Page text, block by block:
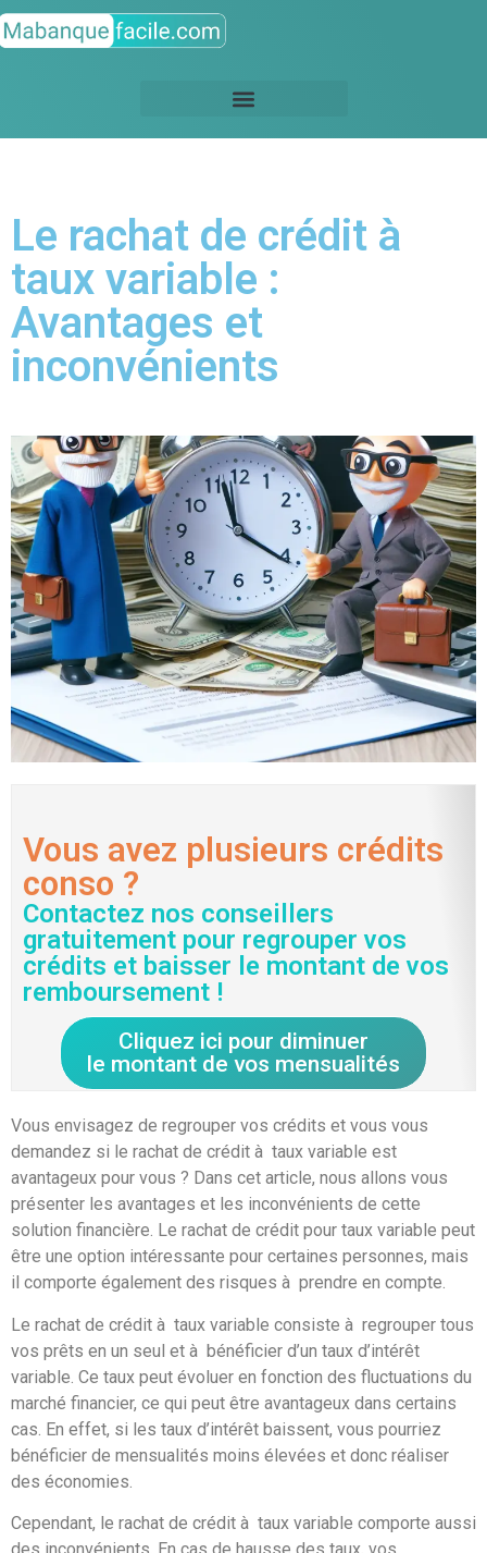
Le rachat de crédit à
taux variable :
Avantages et
inconvénients
Vous avez plusieurs crédits
conso ?
Contactez nos conseillers
gratuitement pour regrouper vos
crédits et baisser le montant de vos
remboursement !
Cliquez ici pour diminuer
le montant de vos mensualités
Vous envisagez de regrouper vos crédits et vous vous
demandez si le rachat de crédit à taux variable est
avantageux pour vous ? Dans cet article, nous allons vous
présenter les avantages et les inconvénients de cette
solution financière. Le rachat de crédit pour taux variable peut
être une option intéressante pour certaines personnes, mais
il comporte également des risques à prendre en compte.
Le rachat de crédit à taux variable consiste à regrouper tous
vos prêts en un seul et à bénéficier d’un taux d’intérêt
variable. Ce taux peut évoluer en fonction des fluctuations du
marché financier, ce qui peut être avantageux dans certains
cas. En effet, si les taux d’intérêt baissent, vous pourriez
bénéficier de mensualités moins élevées et donc réaliser
des économies.
Cependant, le rachat de crédit à taux variable comporte aussi